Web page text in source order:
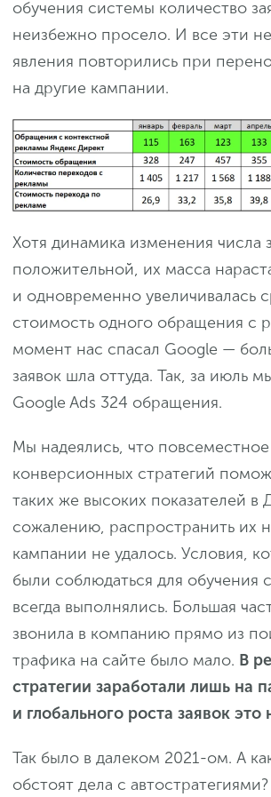
обучения системы количество
неизбежно просело. И все эти
явления повторились при
на другие кампании.
Хотя динамика изменения числа
положительной, их масса
и одновременно увеличивалась
стоимость одного обращения с
момент нас спасал Google —
заявок шла оттуда. Так, за июль
Google Ads 324 обращения.
Мы надеялись, что
конверсионных стратегий
таких же высоких показателей в
сожалению, распространить их
кампании не удалось. Условия,
были соблюдаться для обучения
всегда выполнялись. Большая
звонила в компанию прямо из
трафика на сайте было мало. В
стратегии заработали лишь на
и глобального роста заявок это
Так было в далеком 2021-ом. А
обстоят дела с автостратегиями?